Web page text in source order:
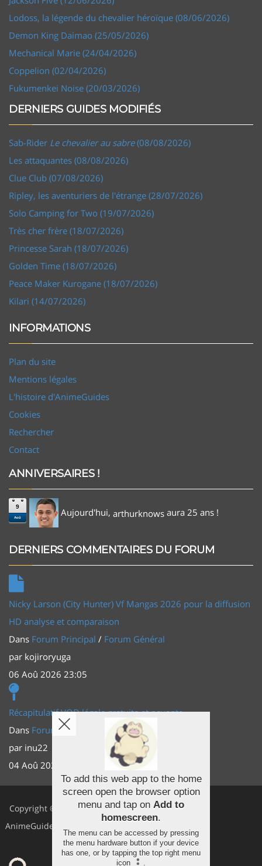
Lodoss, la légende du chevalier héroïque (08/06/2026)
Demon King Daimao (25/05/2026)
Mechanical Marie (24/04/2026)
Coppelion (02/04/2026)
Fukumenkei Noise (20/03/2026)
DERNIERS GUIDES MODIFIÉS
Sab-Rider Le chevalier au sabre(08/08/2026)
Les attaquantes (08/08/2026)
Clue Club (07/08/2026)
Ripley, les aventuriers de l'étrange (28/07/2026)
Solo Camping for Two (19/07/2026)
Très cher frère (18/07/2026)
Princesse Sarah (18/07/2026)
Golden Time (18/07/2026)
Peace Maker Kurogane (18/07/2026)
Kilari (14/07/2026)
INFORMATIONS
Plan du site
Mentions légales
L'histoire d'AnimeGuides
Cookies
Rechercher
Contact
ANNIVERSAIRES !
9
Aoû Aujourd'hui, arthurknows aura 25 ans !
DERNIERS COMMENTAIRES DU FORUM
Nicky Larson (City Hunter) Vf Mangas 2026 pour la diffusion
HD analyse et comparaison
Dans Forum Principal / Forum Général
par kojiroryuga
06 Aoû 2026 23:05
Récapitulatif VOD légale gratuite et payante
Dans Forum Principal
Actus (TV, vidéo, web)
par inu22
04 Aoû 2026 20:30
Copyright ©
AnimeGuides
Facebook
Youtube
Twitter
To add this web app to the home
screen open the browser option
menu and tap on Add to
homescreen.
The menu can be accessed by pressing
the menu hardware button if your device
has one, or by tapping the top right menu
icon
.